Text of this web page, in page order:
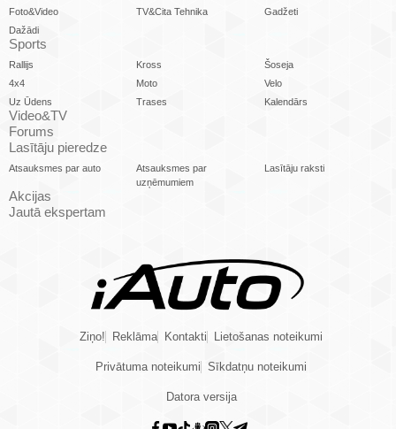
Foto&Video
TV&Cita Tehnika
Gadžeti
Dažādi
Sports
Rallijs Kross
Šoseja
4x4
Moto
Velo
Uz Ūdens
Trases Kalendārs
Video&TV
Forums
Lasītāju pieredze
Atsauksmes par auto
Atsauksmes par
uzņēmumiem
Lasītāju raksti
Akcijas
Jautā ekspertam
Ziņo! Reklāma Kontakti Lietošanas noteikumi
Privātuma noteikumi Sīkdatņu noteikumi
Datora versija